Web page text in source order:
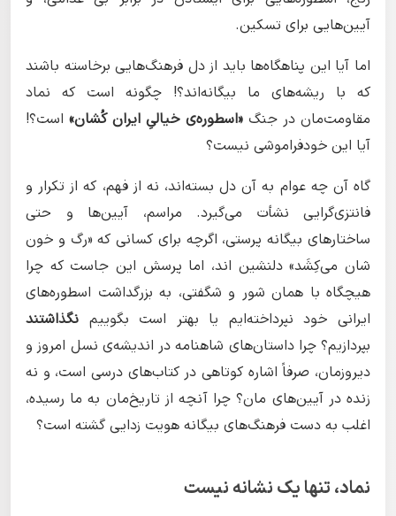
آیین‌هایی برای تسکین.
اما آیا این پناهگاه‌ها باید از دل فرهنگ‌هایی برخاسته باشند
که با ریشه‌های ما بیگانه‌اند؟! چگونه است که نماد
مقاومت‌مان در جنگ «اسطوره‌ی خیالیِ ایران کُشان»است؟!
آیا این خودفراموشی نیست؟
گاه آن چه عوام به آن دل بسته‌اند، نه از فهم، که از تکرار و
فانتزی‌گرایی نشأت می‌گیرد. مراسم، آیین‌ها و حتی
ساختارهای بیگانه پرستی، اگرچه برای کسانی که «رگ و خون
شان می‌کِشَد» دلنشین اند، اما پرسش این جاست که چرا
هیچگاه با همان شور و شگفتی، به بزرگداشت اسطوره‌های
ایرانی خود نپرداخته‌ایم یا بهتر است بگوییم نگذاشتند
بپردازیم؟ چرا داستان‌های شاهنامه در اندیشه‌ی نسل امروز و
دیروزمان، صرفاً اشاره کوتاهی در کتاب‌های درسی است، و نه
زنده در آیین‌های مان؟ چرا آنچه از تاریخ‌مان به ما رسیده،
اغلب به دست فرهنگ‌های بیگانه هویت زدایی گشته است؟
نماد، تنها یک نشانه نیست